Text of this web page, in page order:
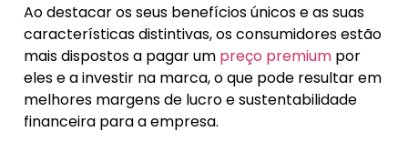
Ao destacar os seus benefícios únicos e as suas
características distintivas, os consumidores estão
mais dispostos a pagar um preço premium por
eles e a investir na marca, o que pode resultar em
melhores margens de lucro e sustentabilidade
financeira para a empresa.